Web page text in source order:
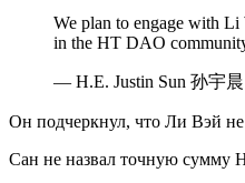
We plan to engage with Li
in the HT DAO
— H.E. Justin Sun 孙宇晨
Он подчеркнул, что Ли Вэй не
Сан не назвал точную сумму